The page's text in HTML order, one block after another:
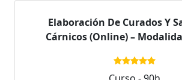
Elaboración De Curados Y
Cárnicos (Online) –